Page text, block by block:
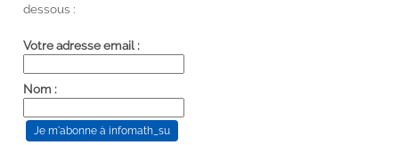
dessous :
Votre adresse email :
Nom :